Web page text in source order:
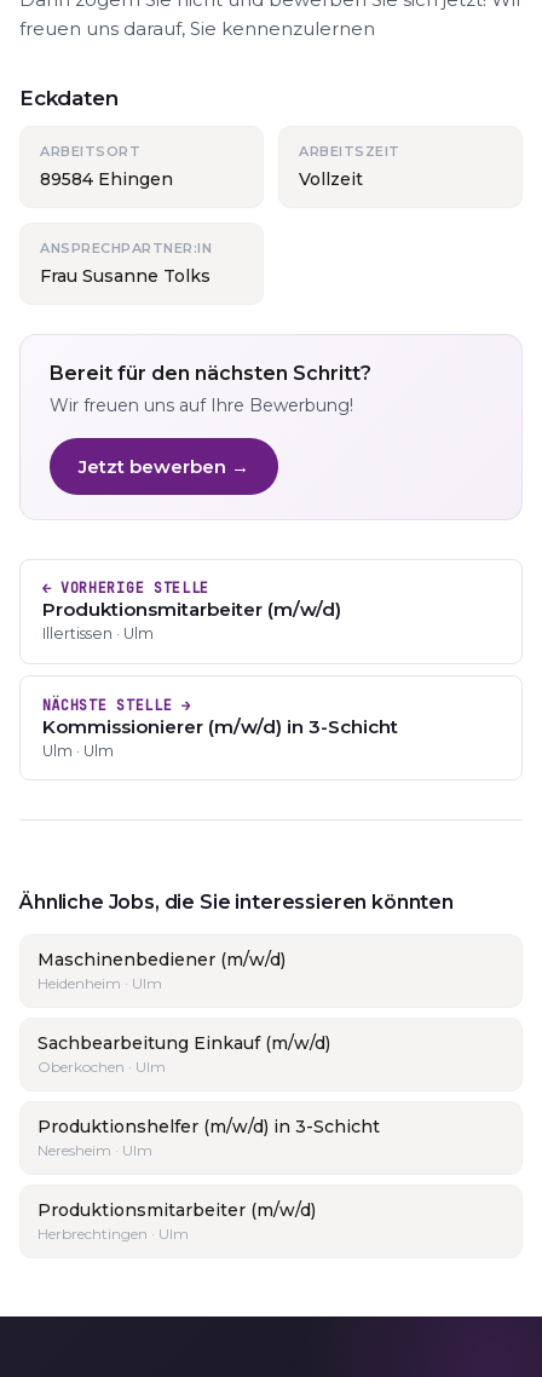
freuen uns darauf, Sie kennenzulernen
Eckdaten
ARBEITSORT
89584 Ehingen
ARBEITSZEIT
Vollzeit
ANSPRECHPARTNER:IN
Frau Susanne Tolks
Bereit für den nächsten Schritt?
Wir freuen uns auf Ihre Bewerbung!
Jetzt bewerben →
← VORHERIGE STELLE
Produktionsmitarbeiter (m/w/d)
Illertissen · Ulm
NÄCHSTE STELLE →
Kommissionierer (m/w/d) in 3-Schicht
Ulm · Ulm
Ähnliche Jobs, die Sie interessieren könnten
Maschinenbediener (m/w/d)
Heidenheim · Ulm
Sachbearbeitung Einkauf (m/w/d)
Oberkochen · Ulm
Produktionshelfer (m/w/d) in 3-Schicht
Neresheim · Ulm
Produktionsmitarbeiter (m/w/d)
Herbrechtingen · Ulm